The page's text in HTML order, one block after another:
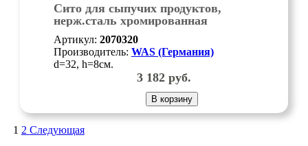
Сито для сыпучих продуктов,
нерж.сталь хромированная
Артикул: 2070320
Производитель: WAS (Германия)
d=32, h=8см.
3 182руб.
В корзину
1 2 Следующая